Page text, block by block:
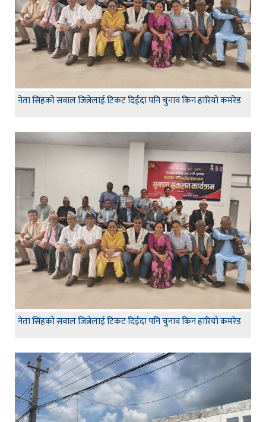
नेता सिंहकाे सवाल जित्नेलाई टिकट दिईदा पनि चुनाव किन हारियाे कमरेड
नेता सिंहकाे सवाल जित्नेलाई टिकट दिईदा पनि चुनाव किन हारियाे कमरेड